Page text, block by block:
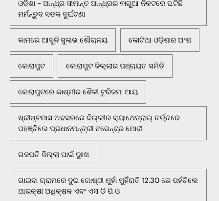
ଓଡିଶା - ଆନ୍ଧ୍ର ସୀମାନ୍ତ ଆନ୍ଧ୍ରର ବାରୁଆ ନିକଟରେ ଘଟିଛି
ମର୍ମନ୍ତୁଦ ସଡକ ଦୁର୍ଘଟଣା
କାମରେ ଆସୁନି ସୁଲଭ ଶୌଚାଳୟ କୋଟିଆ ଓଡ଼ିଶାର ଅଂଶ
କୋରାପୁଟ କୋରାପୁଟ ଜିଲ୍ଲାର ପଞ୍ଚାୟତ ସମିତି
କୋରାପୁଟରେ କାଶ୍ମୀର ଶୈଳୀ ଟୁରିଜମ: ଆୟ
ଖ୍ରୀଷ୍ଟମାସ ଅବସରରେ ଦିଲ୍ଲୀର କ୍ୟାଥେଡ୍ରାଲ୍ ଚର୍ଚ୍ଚରେ
ପହଞ୍ଚିଲେ ପ୍ରଧାନମନ୍ତ୍ରୀ ନରେନ୍ଦ୍ର ମୋଦୀ
ଗଜପତି ଜିଲ୍ଲା ପାଇଁ ଦୁଃଖ
ଗାଇବା ଗ୍ରାମରେ ଦୁଇ ଗୋଷ୍ଠୀ ମୁହାଁ ମୁହିଁରାତି 12.30 ରେ ପହଁଚିଲେ
ଆରକ୍ଷୀ ଅଧିକ୍ଷକ ଏବଂ ଏସ ଡି ପି ଓ